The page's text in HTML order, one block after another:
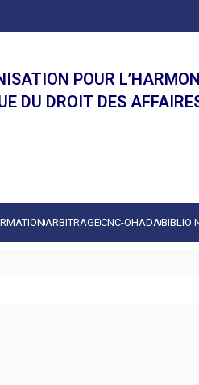
POUR
DU DROIT DES
ARBITRAGECNC-OHADABIBLIO